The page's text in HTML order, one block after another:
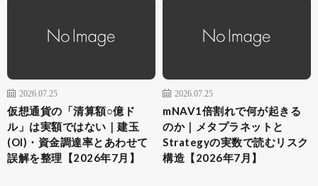
2026.07.25
仮想通貨の「清算額○億ド
ル」は実額ではない｜建玉
(OI)・資金調達率とあわせて
誤解を整理【2026年7月】
2026.07.25
mNAV1倍割れで何が起きる
のか｜メタプラネットと
Strategyの実数で読むリスク
構造【2026年7月】